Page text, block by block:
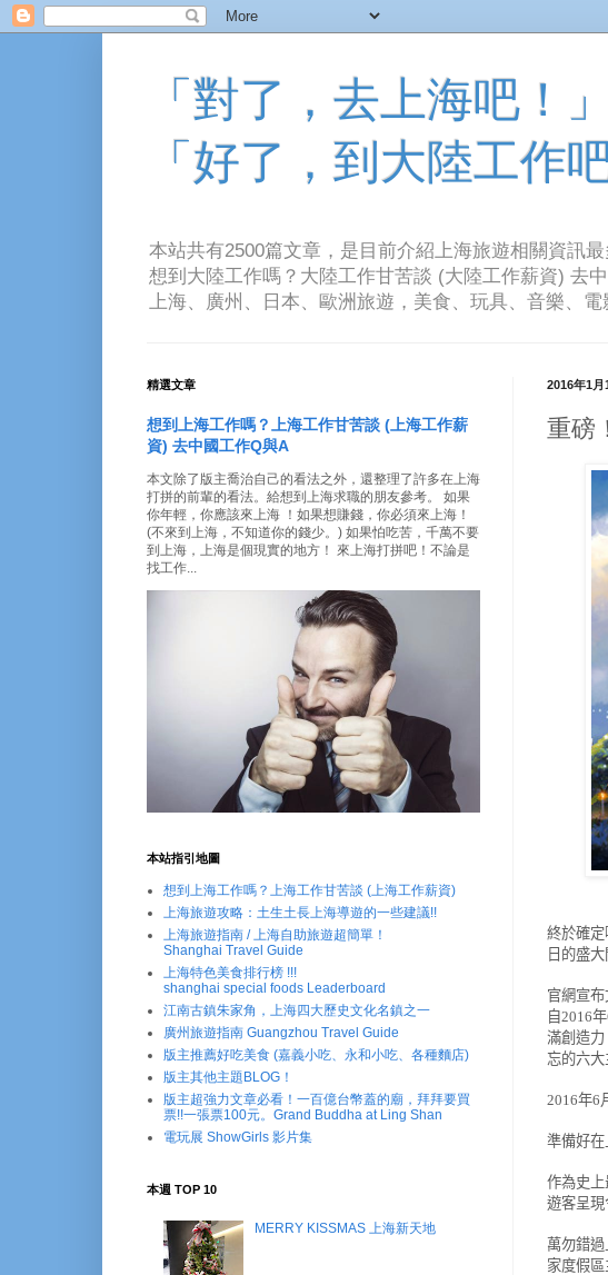
「對了，去上海吧
「好了，到大陸工作吧
本站共有2500篇文章，是目前介紹上海旅遊相關資訊
想到大陸工作嗎？大陸工作甘苦談 (大陸工作薪資) 去
上海、廣州、日本、歐洲旅遊，美食、玩具、音樂、
2016年1月
重磅
終於確
日的盛
官網宣
自2016年
滿創造
忘的六
2016年6
準備好
作為史
遊客呈現
萬勿錯
家度假
精選文章
想到上海工作嗎？上海工作甘苦談 (上海工作薪
資) 去中國工作Q與A
本文除了版主喬治自己的看法之外，還整理了許多在上海
打拼的前輩的看法。給想到上海求職的朋友參考。 如果
你年輕，你應該來上海 ！如果想賺錢，你必須來上海！
(不來到上海，不知道你的錢少。) 如果怕吃苦，千萬不要
到上海，上海是個現實的地方！ 來上海打拼吧！不論是
找工作...
本站指引地圖
想到上海工作嗎？上海工作甘苦談 (上海工作薪資)
上海旅遊攻略：土生土長上海導遊的一些建議!!
上海旅遊指南 / 上海自助旅遊超簡單！
Shanghai Travel Guide
上海特色美食排行榜 !!!
shanghai special foods Leaderboard
江南古鎮朱家角，上海四大歷史文化名鎮之一
廣州旅遊指南 Guangzhou Travel Guide
版主推薦好吃美食 (嘉義小吃、永和小吃、各種麵店)
版主其他主題BLOG！
版主超強力文章必看！一百億台幣蓋的廟，拜拜要買
票!!一張票100元。Grand Buddha at Ling Shan
電玩展 ShowGirls 影片集
本週 TOP 10
MERRY KISSMAS 上海新天地